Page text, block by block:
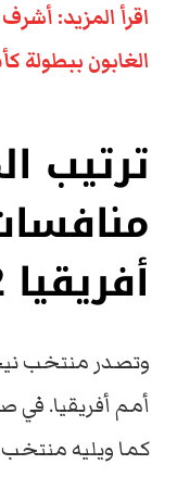
اقرأ المزيد:
الغابون ببطولة
ترتيب
أفريقيا 2022
وتصدر منتخب